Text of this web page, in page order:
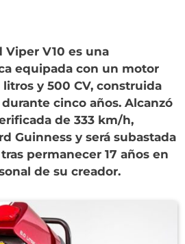
Viper V10 es una
equipada con un motor
y 500 CV, construida
cinco años. Alcanzó
de 333 km/h,
Guinness y será subastada
permanecer 17 años en
de su creador.